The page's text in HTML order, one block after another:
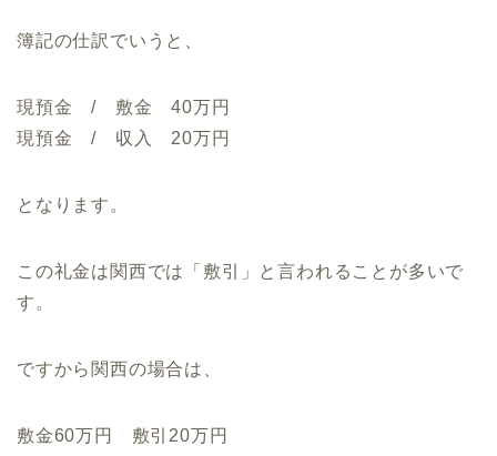
簿記の仕訳でいうと、
現預金 / 敷金 40万円
現預金 / 収入 20万円
となります。
この礼金は関西では「敷引」と言われることが多いで
す。
ですから関西の場合は、
敷金60万円 敷引20万円